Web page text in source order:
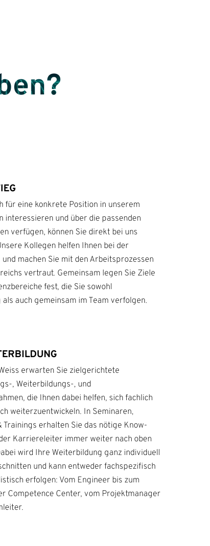
für eine konkrete Position in unserem
interessieren und über die passenden
verfügen, können Sie direkt bei uns
Kollegen helfen Ihnen bei der
machen Sie mit den Arbeitsprozessen
vertraut. Gemeinsam legen Sie Ziele
fest, die Sie sowohl
auch gemeinsam im Team verfolgen.
erwarten Sie zielgerichtete
, Weiterbildungs-, und
die Ihnen dabei helfen, sich fachlich
weiterzuentwickeln. In Seminaren,
Trainings erhalten Sie das nötige Know-
Karriereleiter immer weiter nach oben
wird Ihre Weiterbildung ganz individuell
und kann entweder fachspezifisch
erfolgen: Vom Engineer bis zum
Competence Center, vom Projektmanager